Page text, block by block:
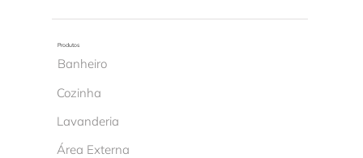
Produtos
Banheiro
Cozinha
Lavanderia
Área Externa